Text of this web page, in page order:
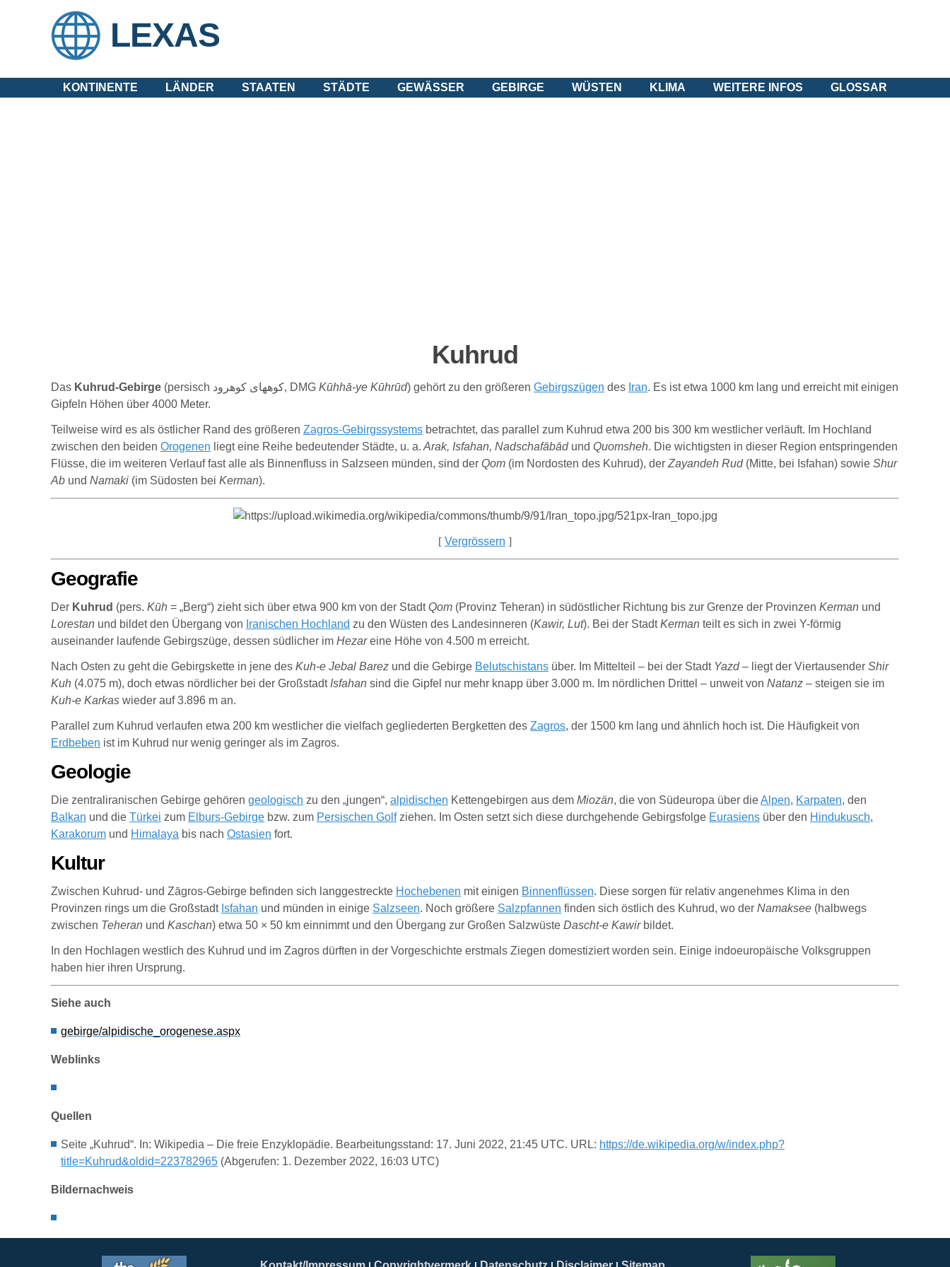
LEXAS
KONTINENTE LÄNDER STAATEN STÄDTE GEWÄSSER GEBIRGE WÜSTEN KLIMA WEITERE INFOS GLOSSAR
Kuhrud
Das Kuhrud-Gebirge (persisch کوههای کوهرود, DMG Kūhhā-ye Kūhrūd) gehört zu den größeren Gebirgszügen des Iran. Es ist etwa 1000 km lang und erreicht mit einigen
Gipfeln Höhen über 4000 Meter.
Teilweise wird es als östlicher Rand des größeren Zagros-Gebirgssystems betrachtet, das parallel zum Kuhrud etwa 200 bis 300 km westlicher verläuft. Im Hochland
zwischen den beiden Orogenen liegt eine Reihe bedeutender Städte, u. a. Arak, Isfahan, Nadschafābād und Quomsheh. Die wichtigsten in dieser Region entspringenden
Flüsse, die im weiteren Verlauf fast alle als Binnenfluss in Salzseen münden, sind der Qom (im Nordosten des Kuhrud), der Zayandeh Rud(Mitte, bei Isfahan) sowie Shur
Ab und Namaki (im Südosten bei Kerman).
[ Vergrössern ]
Geografie
Der Kuhrud (pers. Kūh = „Berg“) zieht sich über etwa 900 km von der StadtQom (Provinz Teheran) in südöstlicher Richtung bis zur Grenze der Provinzen Kerman und
Lorestan und bildet den Übergang von Iranischen Hochland zu den Wüsten des Landesinneren (Kawir, Lut). Bei der StadtKerman teilt es sich in zwei Y-förmig
auseinander laufende Gebirgszüge, dessen südlicher im Hezareine Höhe von 4.500 m erreicht.
Nach Osten zu geht die Gebirgskette in jene des Kuh-e Jebal Barez und die Gebirge Belutschistans über. Im Mittelteil – bei der Stadt Yazd– liegt der Viertausender Shir
Kuh (4.075 m), doch etwas nördlicher bei der Großstadt Isfahan sind die Gipfel nur mehr knapp über 3.000 m. Im nördlichen Drittel – unweit von Natanz – steigen sie im
Kuh-e Karkas wieder auf 3.896 m an.
Parallel zum Kuhrud verlaufen etwa 200 km westlicher die vielfach gegliederten Bergketten des Zagros, der 1500 km lang und ähnlich hoch ist. Die Häufigkeit von
Erdbeben ist im Kuhrud nur wenig geringer als im Zagros.
Geologie
Die zentraliranischen Gebirge gehören geologisch zu den „jungen“, alpidischen Kettengebirgen aus dem Miozän, die von Südeuropa über dieAlpen, Karpaten, den
Balkan und die Türkei zum Elburs-Gebirge bzw. zum Persischen Golfziehen. Im Osten setzt sich diese durchgehende Gebirgsfolge Eurasiens über den Hindukusch,
Karakorum und Himalaya bis nach Ostasien fort.
Kultur
Zwischen Kuhrud- und Zāgros-Gebirge befinden sich langgestreckte Hochebenen mit einigen Binnenflüssen. Diese sorgen für relativ angenehmes Klima in den
Provinzen rings um die Großstadt Isfahan und münden in einige Salzseen. Noch größere Salzpfannen finden sich östlich des Kuhrud, wo der Namaksee (halbwegs
zwischen Teheran und Kaschan) etwa 50 × 50 km einnimmt und den Übergang zur Großen Salzwüste Dascht-e Kawir bildet.
In den Hochlagen westlich des Kuhrud und im Zagros dürften in der Vorgeschichte erstmals Ziegen domestiziert worden sein. Einige indoeuropäische Volksgruppen
haben hier ihren Ursprung.
Siehe auch
gebirge/alpidische_orogenese.aspx
Weblinks
Quellen
Seite „Kuhrud“. In: Wikipedia – Die freie Enzyklopädie. Bearbeitungsstand: 17. Juni 2022, 21:45 UTC. URL: https://de.wikipedia.org/w/index.php?
title=Kuhrud&oldid=223782965 (Abgerufen: 1. Dezember 2022, 16:03 UTC)
Bildernachweis